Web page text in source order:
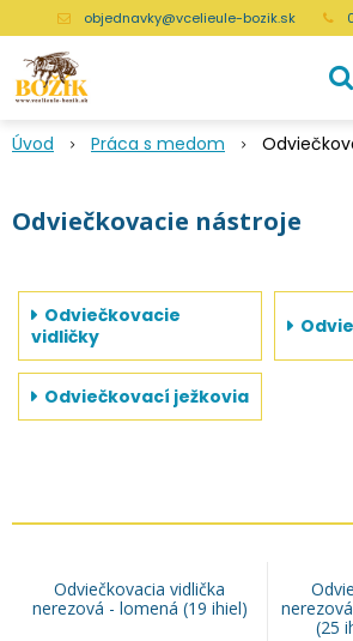
objednavky@vcelieule-bozik.sk
Úvod Práca s medom
Odviečkovacie nástroje
Odviečkovacie
vidličky
Odviečkovací ježkovia
Odviečkovacia vidlička
nerezová - lomená (19 ihiel)
(25